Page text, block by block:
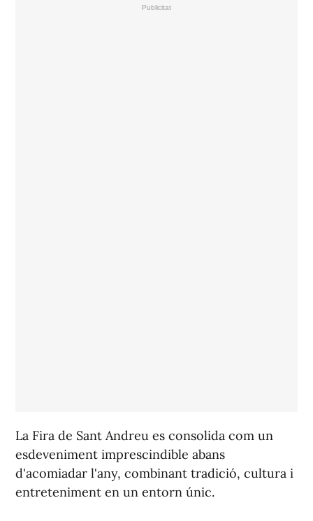
La Fira de Sant Andreu es consolida com un
esdeveniment imprescindible abans
d'acomiadar l'any, combinant tradició, cultura i
entreteniment en un entorn únic.